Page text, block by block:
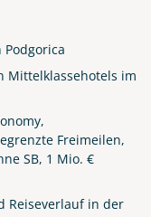
Podgorica
Mittelklassehotels im
Freimeilen,
SB, 1 Mio. €
Reiseverlauf in der